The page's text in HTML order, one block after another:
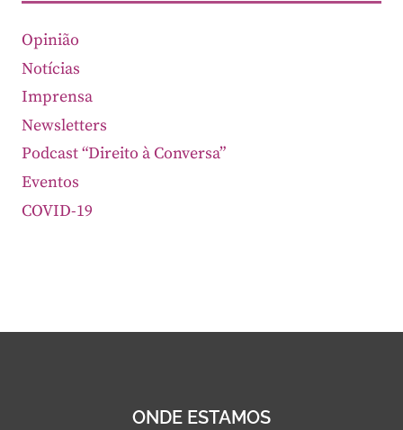
Opinião
Notícias
Imprensa
Newsletters
Podcast “Direito à Conversa”
Eventos
COVID-19
ONDE ESTAMOS